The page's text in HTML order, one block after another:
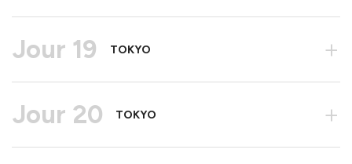
Jour 19 TOKYO +
Jour 20 TOKYO +